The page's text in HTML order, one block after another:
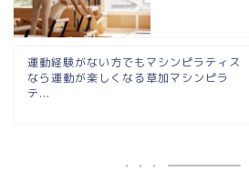
運動経験がない方でもマシンピラティス
なら運動が楽しくなる草加マシンピラ
テ...